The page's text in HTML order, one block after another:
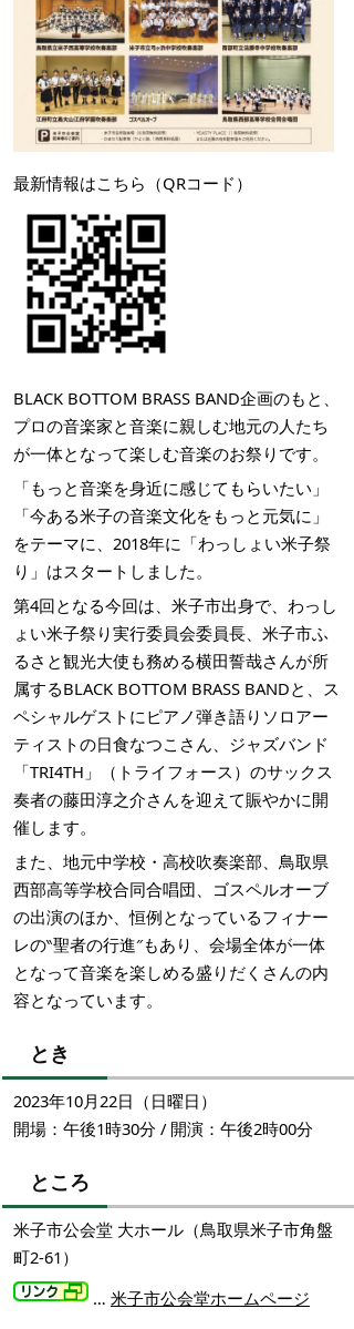
最新情報はこちら（QRコード）
BLACK BOTTOM BRASS BAND企画のもと、
プロの音楽家と音楽に親しむ地元の人たち
が一体となって楽しむ音楽のお祭りです。
「もっと音楽を身近に感じてもらいたい」
「今ある米子の音楽文化をもっと元気に」
をテーマに、2018年に「わっしょい米子祭
り」はスタートしました。
第4回となる今回は、米子市出身で、わっし
ょい米子祭り実行委員会委員長、米子市ふ
るさと観光大使も務める横田誓哉さんが所
属するBLACK BOTTOM BRASS BANDと、ス
ペシャルゲストにピアノ弾き語りソロアー
ティストの日食なつこさん、ジャズバンド
「TRI4TH」（トライフォース）のサックス
奏者の藤田淳之介さんを迎えて賑やかに開
催します。
また、地元中学校・高校吹奏楽部、鳥取県
西部高等学校合同合唱団、ゴスペルオーブ
の出演のほか、恒例となっているフィナー
レの‶聖者の行進″もあり、会場全体が一体
となって音楽を楽しめる盛りだくさんの内
容となっています。
とき
2023年10月22日（日曜日）
開場：午後1時30分 / 開演：午後2時00分
ところ
米子市公会堂 大ホール（鳥取県米子市角盤
町2-61）
… 米子市公会堂ホームページ